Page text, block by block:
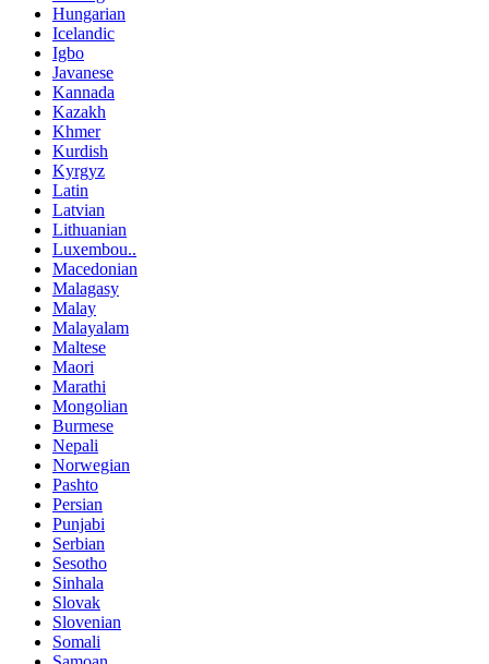
Hungarian
Icelandic
Igbo
Javanese
Kannada
Kazakh
Khmer
Kurdish
Kyrgyz
Latin
Latvian
Lithuanian
Luxembou..
Macedonian
Malagasy
Malay
Malayalam
Maltese
Maori
Marathi
Mongolian
Burmese
Nepali
Norwegian
Pashto
Persian
Punjabi
Serbian
Sesotho
Sinhala
Slovak
Slovenian
Somali